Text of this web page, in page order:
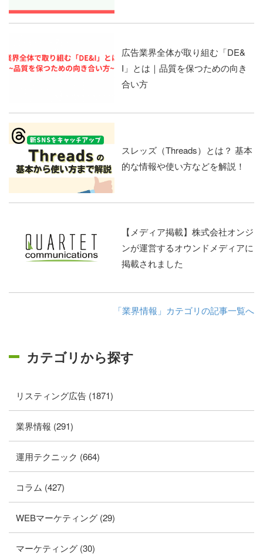
広告業界全体が取り組む「DE&
I」とは｜品質を保つための向き
合い方
スレッズ（Threads）とは？ 基本
的な情報や使い方などを解説！
【メディア掲載】株式会社オンジ
ンが運営するオウンドメディアに
掲載されました
「業界情報」カテゴリの記事一覧へ
カテゴリから探す
リスティング広告 (1871)
業界情報 (291)
運用テクニック (664)
コラム (427)
WEBマーケティング (29)
マーケティング (30)